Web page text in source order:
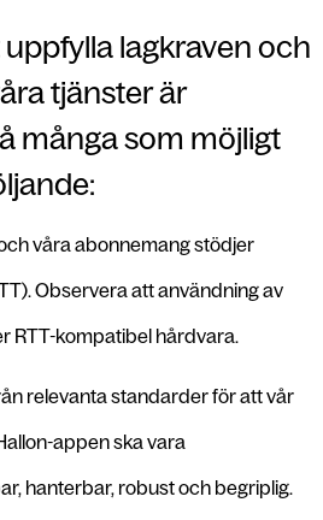
lagkraven och
tjänster är
många som möjligt
våra abonnemang stödjer
Observera att användning av
RTT-kompatibel hårdvara.
relevanta standarder för att vår
appen ska vara
hanterbar, robust och begriplig.